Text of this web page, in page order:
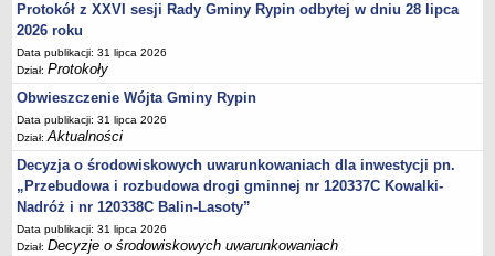
Plan pracy komisji rewizyjnej
Sesje Rady Gminy Rypin
PRAWO LOKALNE
Statut
Strategia rozwoju
Uchwały
Projekty uchwał
Protokoły
Imienne wykazy głosowań radnych
Protokół z XXVI sesji Rady Gminy Rypin odbytej w dniu 28 lipca
2026 roku
Data publikacji: 31 lipca 2026
Dział:Protokoły
Obwieszczenie Wójta Gminy Rypin
Data publikacji: 31 lipca 2026
Dział:Aktualności
Decyzja o środowiskowych uwarunkowaniach dla inwestycji pn.
„Przebudowa i rozbudowa drogi gminnej nr 120337C Kowalki-
Nadróż i nr 120338C Balin-Lasoty”
Data publikacji: 31 lipca 2026
Dział:Decyzje o środowiskowych uwarunkowaniach